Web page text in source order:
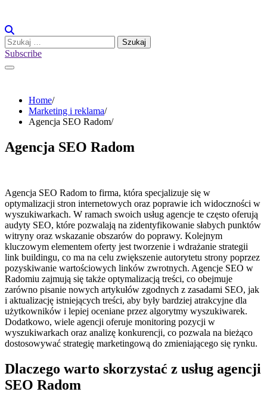
content
Szukaj:
Subscribe
Home
Marketing i reklama
Agencja SEO Radom
Agencja SEO Radom
Agencja SEO Radom to firma, która specjalizuje się w
optymalizacji stron internetowych oraz poprawie ich widoczności w
wyszukiwarkach. W ramach swoich usług agencje te często oferują
audyty SEO, które pozwalają na zidentyfikowanie słabych punktów
witryny oraz wskazanie obszarów do poprawy. Kolejnym
kluczowym elementem oferty jest tworzenie i wdrażanie strategii
link buildingu, co ma na celu zwiększenie autorytetu strony poprzez
pozyskiwanie wartościowych linków zwrotnych. Agencje SEO w
Radomiu zajmują się także optymalizacją treści, co obejmuje
zarówno pisanie nowych artykułów zgodnych z zasadami SEO, jak
i aktualizację istniejących treści, aby były bardziej atrakcyjne dla
użytkowników i lepiej oceniane przez algorytmy wyszukiwarek.
Dodatkowo, wiele agencji oferuje monitoring pozycji w
wyszukiwarkach oraz analizę konkurencji, co pozwala na bieżąco
dostosowywać strategię marketingową do zmieniającego się rynku.
Dlaczego warto skorzystać z usług agencji
SEO Radom